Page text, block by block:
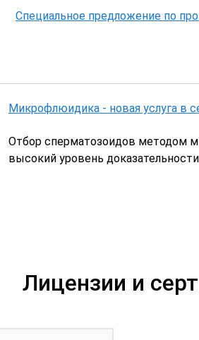
Специальное предложение по
Микрофлюидика - новая услуга в
Отбор сперматозоидов методом
высокий уровень
Лицензии и